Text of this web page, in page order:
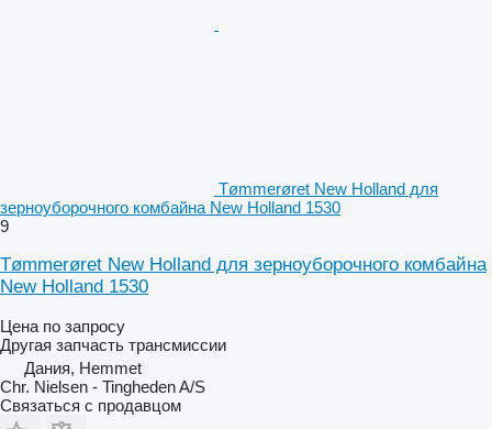
Tømmerøret New Holland для
зерноуборочного комбайна New Holland 1530
9
Tømmerøret New Holland для зерноуборочного комбайна
New Holland 1530
Цена по запросу
Другая запчасть трансмиссии
Дания, Hemmet
Chr. Nielsen - Tingheden A/S
Связаться с продавцом